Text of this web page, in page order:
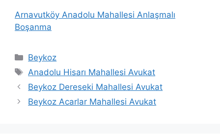
Arnavutköy Anadolu Mahallesi Anlaşmalı
Boşanma
Kategoriler
Beykoz
Etiketler
Anadolu Hisarı Mahallesi Avukat
Beykoz Dereseki Mahallesi Avukat
Beykoz Acarlar Mahallesi Avukat